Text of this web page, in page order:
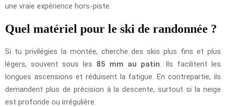
une vraie expérience hors-piste.
Quel matériel pour le ski de randonnée ?
Si tu privilégies la montée, cherche des skis plus fins et plus
légers, souvent sous les 85 mm au patin . Ils facilitent les
longues ascensions et réduisent la fatigue. En contrepartie, ils
demandent plus de précision à la descente, surtout si la neige
est profonde ou irrégulière.